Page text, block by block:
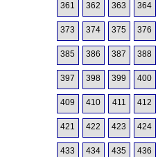
361 362 363 364
373 374 375 376
385 386 387 388
397 398 399 400
409 410 411 412
421 422 423 424
433 434 435 436